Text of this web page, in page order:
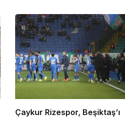
Çaykur Rizespor, Beşiktaş’ı